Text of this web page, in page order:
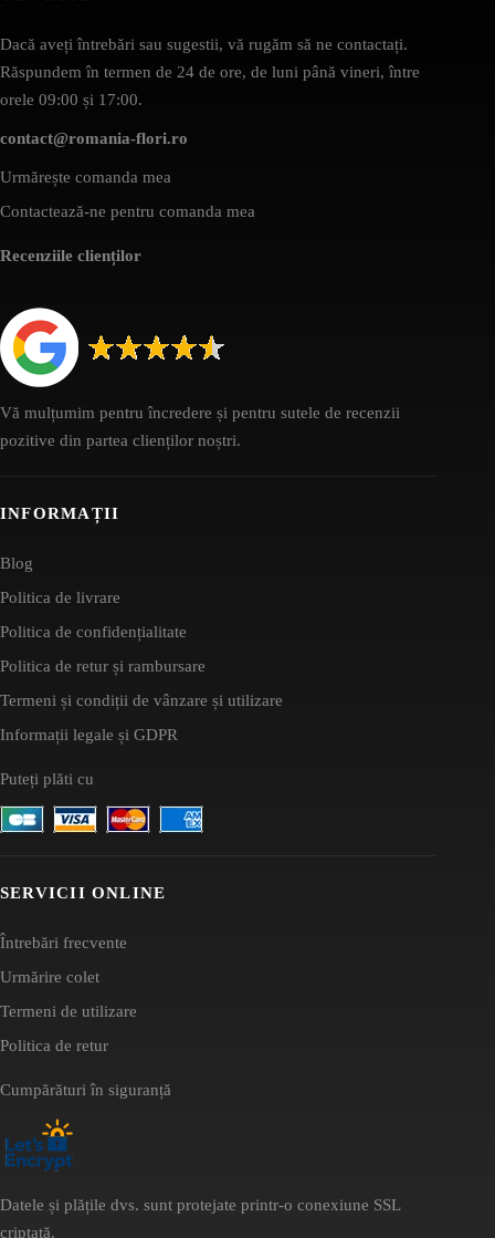
Dacă aveți întrebări sau sugestii, vă rugăm să ne contactați.
Răspundem în termen de 24 de ore, de luni până vineri, între
orele 09:00 și 17:00.
contact@romania-flori.ro
Urmărește comanda mea
Contactează-ne pentru comanda mea
Recenziile clienților
Vă mulțumim pentru încredere și pentru sutele de recenzii
pozitive din partea clienților noștri.
INFORMAȚII
Blog
Politica de livrare
Politica de confidențialitate
Politica de retur și rambursare
Termeni și condiții de vânzare și utilizare
Informații legale și GDPR
Puteți plăti cu
SERVICII ONLINE
Întrebări frecvente
Urmărire colet
Termeni de utilizare
Politica de retur
Cumpărături în siguranță
Datele și plățile dvs. sunt protejate printr-o conexiune SSL
criptată.